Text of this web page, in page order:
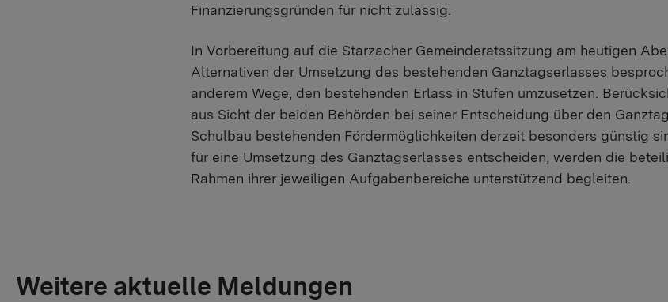
Finanzierungsgründen für nicht zulässig.
In Vorbereitung auf die Starzacher Gemeinderatssitzung am heutigen
Alternativen der Umsetzung des bestehenden Ganztagserlasses
anderem Wege, den bestehenden Erlass in Stufen umzusetzen.
aus Sicht der beiden Behörden bei seiner Entscheidung über den
Schulbau bestehenden Fördermöglichkeiten derzeit besonders günstig
für eine Umsetzung des Ganztagserlasses entscheiden, werden die
Rahmen ihrer jeweiligen Aufgabenbereiche unterstützend begleiten.
Weitere aktuelle Meldungen